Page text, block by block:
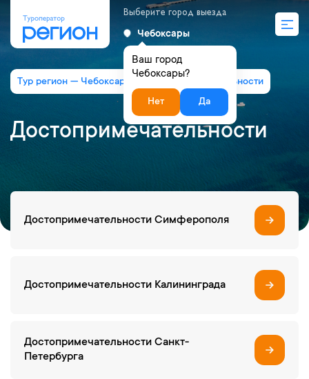
Выберите город выезда
Чебоксары
Ваш город
Чебоксары?
Нет Да
Тур регион — Чебоксары Достопримечательности
Достопримечательности
Достопримечательности Симферополя
Достопримечательности Калининграда
Достопримечательности Санкт-
Петербурга